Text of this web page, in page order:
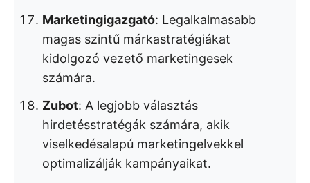
Marketingigazgató: Legalkalmasabb
magas szintű márkastratégiákat
kidolgozó vezető marketingesek
számára.
Zubot: A legjobb választás
hirdetésstratégák számára, akik
viselkedésalapú marketingelvekkel
optimalizálják kampányaikat.